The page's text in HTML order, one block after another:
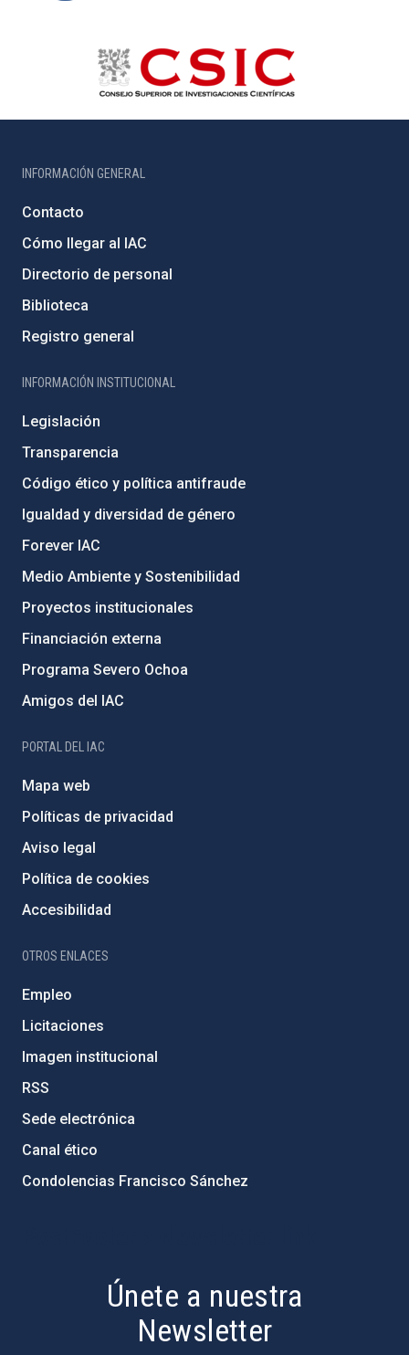
INFORMACIÓN GENERAL
Contacto
Cómo llegar al IAC
Directorio de personal
Biblioteca
Registro general
INFORMACIÓN INSTITUCIONAL
Legislación
Transparencia
Código ético y política antifraude
Igualdad y diversidad de género
Forever IAC
Medio Ambiente y Sostenibilidad
Proyectos institucionales
Financiación externa
Programa Severo Ochoa
Amigos del IAC
PORTAL DEL IAC
Mapa web
Políticas de privacidad
Aviso legal
Política de cookies
Accesibilidad
OTROS ENLACES
Empleo
Licitaciones
Imagen institucional
RSS
Sede electrónica
Canal ético
Condolencias Francisco Sánchez
Únete a nuestra
Newsletter